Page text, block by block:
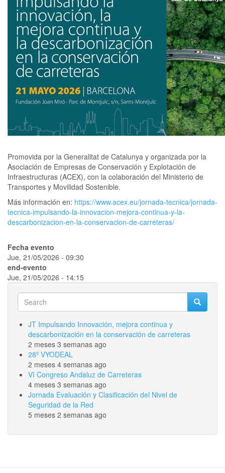
Promovida por la Generalitat de Catalunya y organizada por la
Asociación de Empresas de Conservación y Explotación de
Infraestructuras (ACEX), con la colaboración del Ministerio de
Transportes y Movilidad Sostenible.
Más información en: https://www.acex.eu/jornada-tecnica/jornada-
tecnica-impulsando-la-innovacion-mejora-continua-y-la-
descarbonizacion-en-la-conservacion-de-carreteras/
Fecha evento
Jue, 21/05/2026 - 09:30
end-evento
Jue, 21/05/2026 - 14:15
Search
Search Search
JT Impulsando Innovación, mejora continua y
descarbonización en la conservación de carreteras
2 meses 3 semanas ago
28º VYODEAL
2 meses 4 semanas ago
VI Congreso Andaluz de Carreteras
4 meses 3 semanas ago
Jornada Evaluación y Clasificación del Nivel de
Seguridad de la Red
5 meses 2 semanas ago